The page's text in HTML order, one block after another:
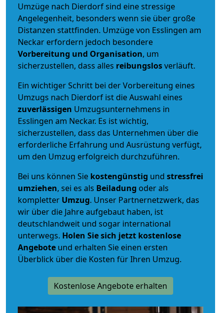
Umzüge nach Dierdorf sind eine stressige
Angelegenheit, besonders wenn sie über große
Distanzen stattfinden. Umzüge von Esslingen am
Neckar erfordern jedoch besondere
Vorbereitung und Organisation, um
sicherzustellen, dass alles reibungslosverläuft.
Ein wichtiger Schritt bei der Vorbereitung eines
Umzugs nach Dierdorf ist die Auswahl eines
zuverlässigen Umzugsunternehmens in
Esslingen am Neckar. Es ist wichtig,
sicherzustellen, dass das Unternehmen über die
erforderliche Erfahrung und Ausrüstung verfügt,
um den Umzug erfolgreich durchzuführen.
Bei uns können Sie kostengünstig und stressfrei
umziehen, sei es als Beiladung oder als
kompletter Umzug. Unser Partnernetzwerk, das
wir über die Jahre aufgebaut haben, ist
deutschlandweit und sogar international
unterwegs. Holen Sie sich jetzt kostenlose
Angebote und erhalten Sie einen ersten
Überblick über die Kosten für Ihren Umzug.
Kostenlose Angebote erhalten